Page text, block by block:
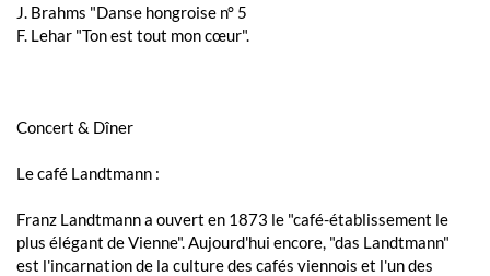
J. Brahms "Danse hongroise n° 5
F. Lehar "Ton est tout mon cœur".
Concert & Dîner
Le café Landtmann :
Franz Landtmann a ouvert en 1873 le "café-établissement le
plus élégant de Vienne". Aujourd'hui encore, "das Landtmann"
est l'incarnation de la culture des cafés viennois et l'un des